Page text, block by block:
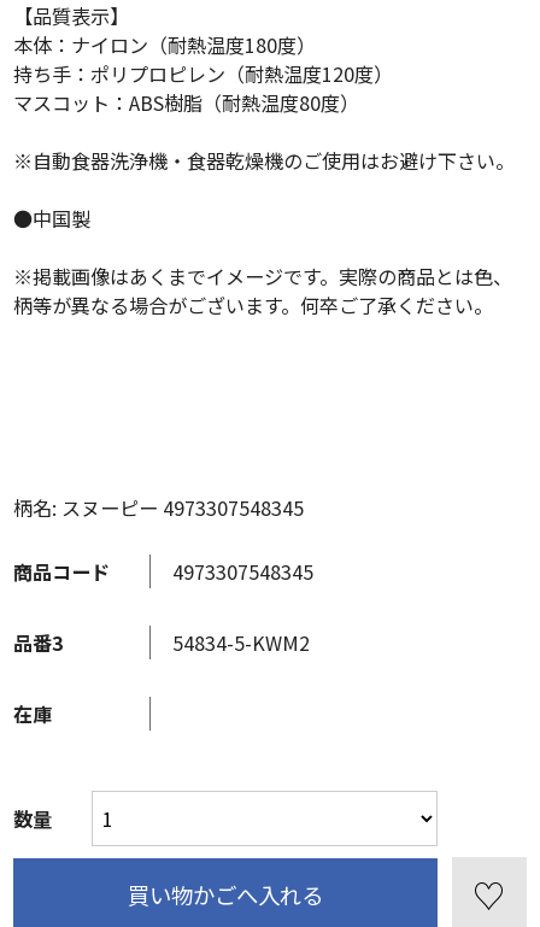
商品コード 4973307548345
品番3 54834-5-KWM2
在庫
数量
【品質表示】
本体：ナイロン（耐熱温度180度）
持ち手：ポリプロピレン（耐熱温度120度）
マスコット：ABS樹脂（耐熱温度80度）
※自動食器洗浄機・食器乾燥機のご使用はお避け下さい。
●中国製
※掲載画像はあくまでイメージです。実際の商品とは色、
柄等が異なる場合がございます。何卒ご了承ください。
柄名: スヌーピー 4973307548345